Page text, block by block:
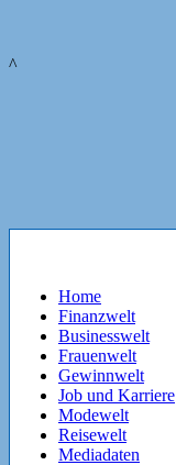
^
Home
Finanzwelt
Businesswelt
Frauenwelt
Gewinnwelt
Job und Karriere
Modewelt
Reisewelt
Mediadaten